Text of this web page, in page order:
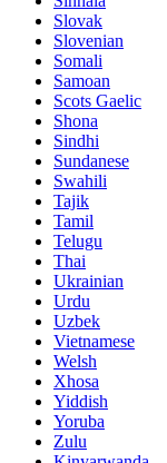
Slovak
Slovenian
Somali
Samoan
Scots Gaelic
Shona
Sindhi
Sundanese
Swahili
Tajik
Tamil
Telugu
Thai
Ukrainian
Urdu
Uzbek
Vietnamese
Welsh
Xhosa
Yiddish
Yoruba
Zulu